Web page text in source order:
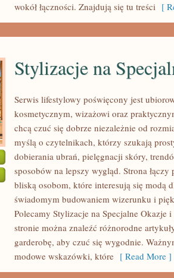
wokół łączności. Znajdują się tu treści [
Stylizacje na
Serwis lifestylowy poświęcony jest
kosmetycznym, wizażowi oraz
chcą czuć się dobrze niezależnie od
myślą o czytelnikach, którzy szukają
dobierania ubrań, pielęgnacji skóry,
sposobów na lepszy wygląd. Strona
bliską osobom, które interesują się modą
świadomym budowaniem wizerunku i
Polecamy Stylizacje na Specjalne Okazje
stronie można znaleźć różnorodne
garderobę, aby czuć się wygodnie.
modowe wskazówki, które [ Read More ]